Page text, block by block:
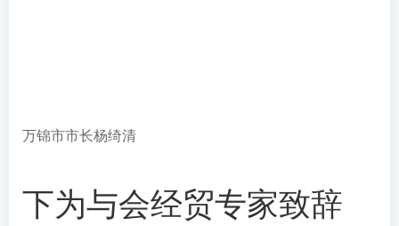
万锦市市长杨绮清
下为与会经贸专家致辞